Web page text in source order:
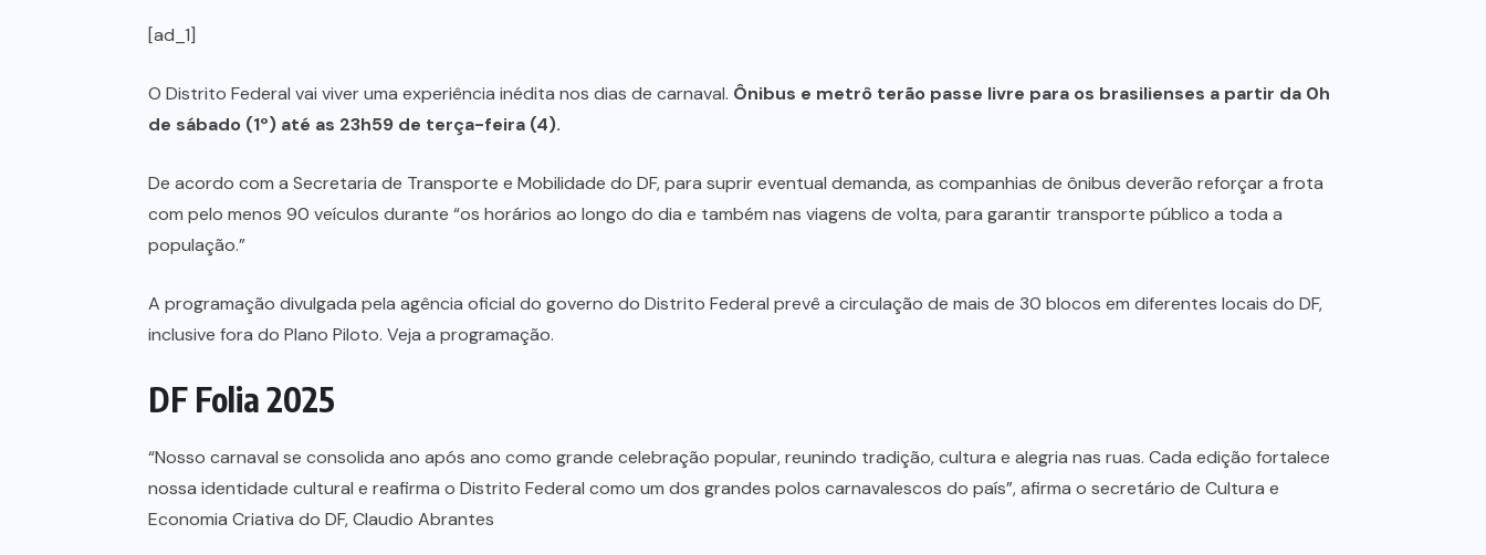
[ad_1]
O Distrito Federal vai viver uma experiência inédita nos dias de carnaval. Ônibus e metrô terão passe livre para os brasilienses a partir da 0h
de sábado (1º) até as 23h59 de terça-feira (4).
De acordo com a Secretaria de Transporte e Mobilidade do DF, para suprir eventual demanda, as companhias de ônibus deverão reforçar a frota
com pelo menos 90 veículos durante “os horários ao longo do dia e também nas viagens de volta, para garantir transporte público a toda a
população.”
A programação divulgada pela agência oficial do governo do Distrito Federal prevê a circulação de mais de 30 blocos em diferentes locais do DF,
inclusive fora do Plano Piloto. Veja a programação.
DF Folia 2025
“Nosso carnaval se consolida ano após ano como grande celebração popular, reunindo tradição, cultura e alegria nas ruas. Cada edição fortalece
nossa identidade cultural e reafirma o Distrito Federal como um dos grandes polos carnavalescos do país”, afirma o secretário de Cultura e
Economia Criativa do DF, Claudio Abrantes